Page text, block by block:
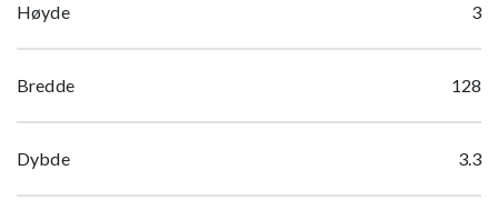
Høyde 3
Bredde 128
Dybde 3.3